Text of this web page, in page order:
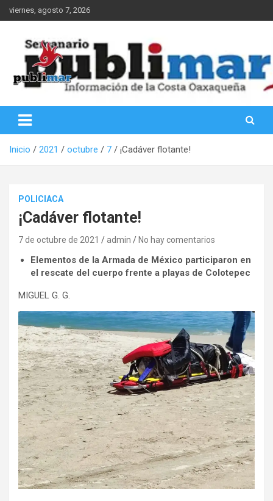
Saltar
al
viernes, agosto 7, 2026
PubliMar
Inicio 2021 octubre 7 ¡Cadáver flotante!
POLICIACA
¡Cadáver flotante!
7 de octubre de 2021 admin No hay comentarios
Elementos de la Armada de México participaron en
el rescate del cuerpo frente a playas de Colotepec
MIGUEL G. G.